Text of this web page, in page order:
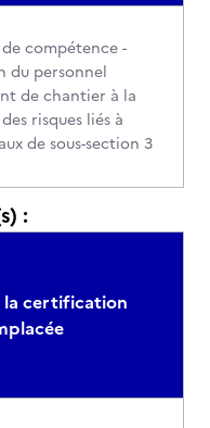
compétence -
du personnel
de chantier à la
risques liés à
de sous-section 3
:
certification